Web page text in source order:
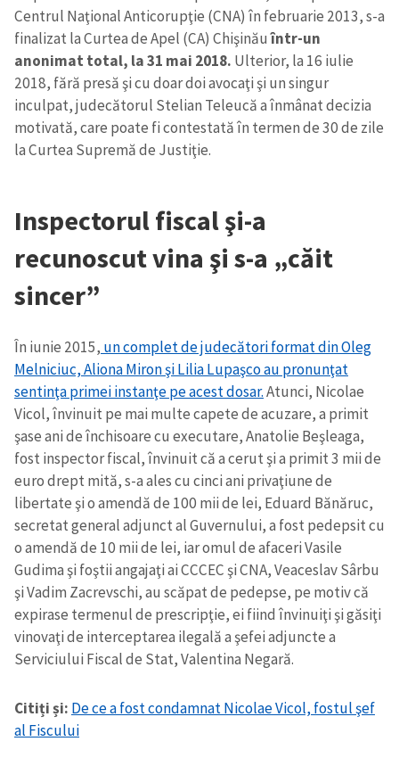
Centrul Naţional Anticorupţie (CNA) în februarie 2013, s-a
finalizat la Curtea de Apel (CA) Chişinăuîntr-un
anonimat total, la 31 mai 2018. Ulterior, la 16 iulie
2018, fără presă şi cu doar doi avocaţi şi un singur
inculpat, judecătorul Stelian Teleucă a înmânat decizia
motivată, care poate fi contestată în termen de 30 de zile
la Curtea Supremă de Justiţie.
Inspectorul fiscal şi-a
recunoscut vina şi s-a „căit
sincer”
În iunie 2015, un complet de judecători format din Oleg
Melniciuc, Aliona Miron şi Lilia Lupaşco au pronunţat
sentinţa primei instanţe pe acest dosar.Atunci, Nicolae
Vicol, învinuit pe mai multe capete de acuzare, a primit
şase ani de închisoare cu executare, Anatolie Beşleaga,
fost inspector fiscal, învinuit că a cerut şi a primit 3 mii de
euro drept mită, s-a ales cu cinci ani privaţiune de
libertate şi o amendă de 100 mii de lei, Eduard Bănăruc,
secretat general adjunct al Guvernului, a fost pedepsit cu
o amendă de 10 mii de lei, iar omul de afaceri Vasile
Gudima şi foştii angajaţi ai CCCEC şi CNA, Veaceslav Sârbu
şi Vadim Zacrevschi, au scăpat de pedepse, pe motiv că
expirase termenul de prescripţie, ei fiind învinuiţi şi găsiţi
vinovaţi de interceptarea ilegală a şefei adjuncte a
Serviciului Fiscal de Stat, Valentina Negară.
Citiți și: De ce a fost condamnat Nicolae Vicol, fostul şef
al Fiscului